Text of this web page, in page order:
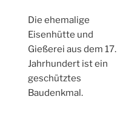
Die ehemalige
Eisenhütte und
Gießerei aus dem 17.
Jahrhundert ist ein
geschütztes
Baudenkmal.